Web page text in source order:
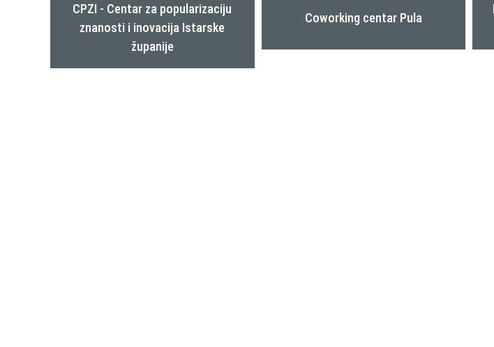
Coworking centar Pula
Pula